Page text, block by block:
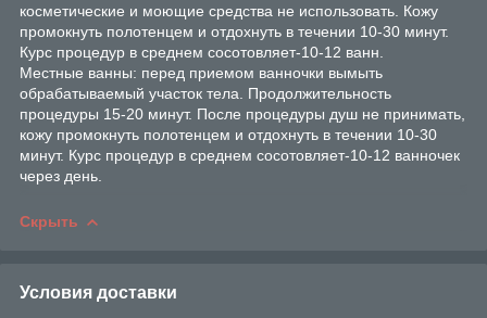
косметические и моющие средства не использовать. Кожу
промокнуть полотенцем и отдохнуть в течении 10-30 минут.
Курс процедур в среднем сосотовляет-10-12 ванн.
Местные ванны: перед приемом ванночки вымыть
обрабатываемый участок тела. Продолжительность
процедуры 15-20 минут. После процедуры душ не принимать,
кожу промокнуть полотенцем и отдохнуть в течении 10-30
минут. Курс процедур в среднем сосотовляет-10-12 ванночек
через день.
Скрыть
Условия доставки